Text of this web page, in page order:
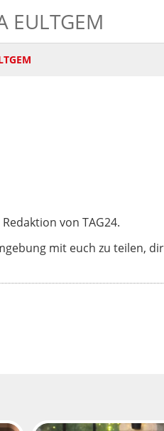
EULTGEM
von TAG24.
mit euch zu teilen,